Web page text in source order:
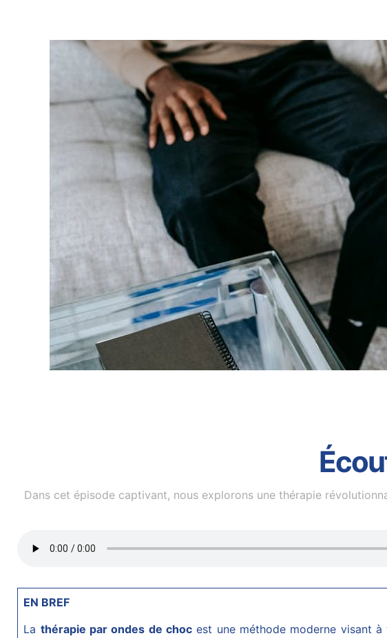
Dans cet épisode captivant, nous explorons une thérapie
EN BREF
La thérapie par ondes de chocest une méthode moderne visant à